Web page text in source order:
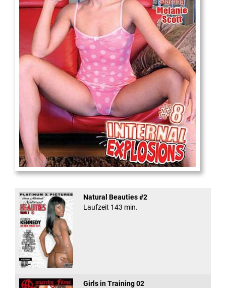
Internal Explosionen
Natural Beauties #2
Laufzeit 143 min.
Girls in Training 02